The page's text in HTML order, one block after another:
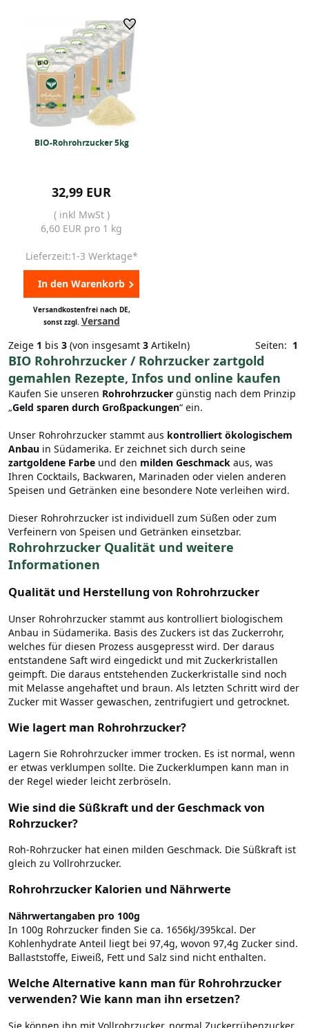
BIO-Rohrohrzucker 5kg
32,99 EUR
( inkl MwSt )
6,60 EUR pro 1 kg
Lieferzeit:1-3 Werktage*
In den Warenkorb
Versandkostenfrei nach DE,
sonst zzgl. Versand
Zeige 1 bis 3 (von insgesamt 3 Artikeln) Seiten: 1
BIO Rohrohrzucker / Rohrzucker zartgold
gemahlen Rezepte, Infos und online kaufen
Kaufen Sie unseren Rohrohrzucker günstig nach dem Prinzip
„Geld sparen durch Großpackungen“ ein.
Unser Rohrohrzucker stammt aus kontrolliert ökologischem
Anbau in Südamerika. Er zeichnet sich durch seine
zartgoldene Farbe und den milden Geschmack aus, was
Ihren Cocktails, Backwaren, Marinaden oder vielen anderen
Speisen und Getränken eine besondere Note verleihen wird.
Dieser Rohrohrzucker ist individuell zum Süßen oder zum
Verfeinern von Speisen und Getränken einsetzbar.
Rohrohrzucker Qualität und weitere
Informationen
Qualität und Herstellung von Rohrohrzucker
Unser Rohrohrzucker stammt aus kontrolliert biologischem
Anbau in Südamerika. Basis des Zuckers ist das Zuckerrohr,
welches für diesen Prozess ausgepresst wird. Der daraus
entstandene Saft wird eingedickt und mit Zuckerkristallen
geimpft. Die daraus entstehenden Zuckerkristalle sind noch
mit Melasse angehaftet und braun. Als letzten Schritt wird der
Zucker mit Wasser gewaschen, zentrifugiert und getrocknet.
Wie lagert man Rohrohrzucker?
Lagern Sie Rohrohrzucker immer trocken. Es ist normal, wenn
er etwas verklumpen sollte. Die Zuckerklumpen kann man in
der Regel wieder leicht zerbröseln.
Wie sind die Süßkraft und der Geschmack von
Rohrzucker?
Roh-Rohrzucker hat einen milden Geschmack. Die Süßkraft ist
gleich zu Vollrohrzucker.
Rohrohrzucker Kalorien und Nährwerte
Nährwertangaben pro 100g
In 100g Rohrzucker finden Sie ca. 1656kJ/395kcal. Der
Kohlenhydrate Anteil liegt bei 97,4g, wovon 97,4g Zucker sind.
Ballaststoffe, Eiweiß, Fett und Salz sind nicht enthalten.
Welche Alternative kann man für Rohrohrzucker
verwenden? Wie kann man ihn ersetzen?
Sie können ihn mit Vollrohrzucker, normal Zuckerrübenzucker